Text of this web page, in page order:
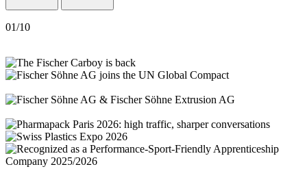
01/10